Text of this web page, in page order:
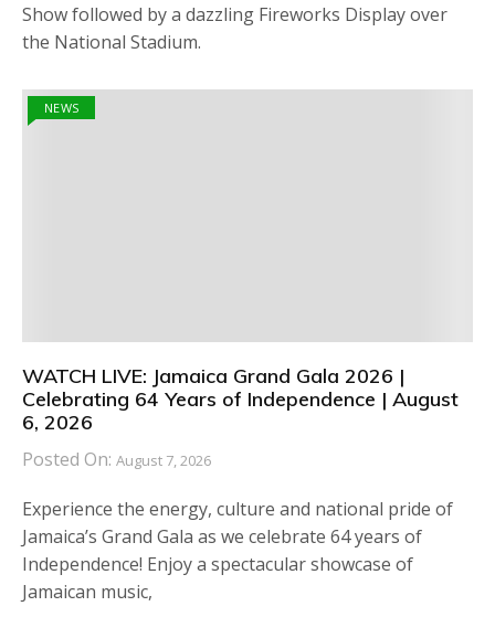
Show followed by a dazzling Fireworks Display over
the National Stadium.
NEWS
WATCH LIVE: Jamaica Grand Gala 2026 |
Celebrating 64 Years of Independence | August
6, 2026
Posted On: August 7, 2026
Experience the energy, culture and national pride of
Jamaica’s Grand Gala as we celebrate 64 years of
Independence! Enjoy a spectacular showcase of
Jamaican music,